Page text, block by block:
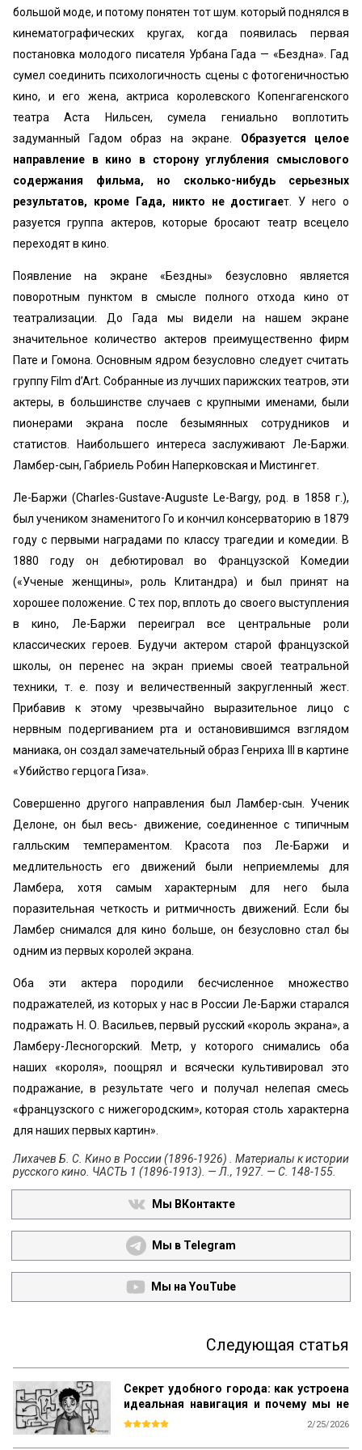
большой моде, и потому понятен тот шум. который поднялся в
кинематографических кругах, когда появилась первая
постановка молодого писателя Урбана Гада — «‎Бездна». Гад
сумел соединить психологичность сцены с фотогеничностью
кино, и его жена, актриса королевского Копенгагенского
театра Аста Нильсен, сумела гениально воплотить
задуманный Гадом образ на экране. Образуется целое
направление в кино в сторону углубления смыслового
содержания фильма, но сколько-нибудь серьезных
результатов, кроме Гада, никто не достигает. У него о
разуется группа актеров, которые бросают театр всецело
переходят в кино.
Появление на экране «‎Бездны» безусловно является
поворотным пунктом в смысле полного отхода кино от
театрализации. До Гада мы видели на нашем экране
значительное количество актеров преимущественно фирм
Пате и Гомона. Основным ядром безусловно следует считать
группу Film d’Art. Собранные из лучших парижских театров, эти
актеры, в большинстве случаев с крупными именами, были
пионерами экрана после безымянных сотрудников и
статистов. Наибольшего интереса заслуживают Ле-Баржи.
Ламбер-сын, Габриель Робин Наперковская и Мистингет.
Ле-Баржи (Charles-Gustave-Auguste Le-Bargy, род. в 1858 г.),
был учеником знаменитого Го и кончил консерваторию в 1879
году с первыми наградами по классу трагедии и комедии. В
1880 году он дебютировал во Французской Комедии
(«Ученые женщины», роль Клитандра) и был принят на
хорошее положение. С тех пор, вплоть до своего выступления
в кино, Ле-Баржи переиграл все центральные роли
классических героев. Будучи актером старой французской
школы, он перенес на экран приемы своей театральной
техники, т. е. позу и величественный закругленный жест.
Прибавив к этому чрезвычайно выразительное лицо с
нервным подергиванием рта и остановившимся взглядом
маниака, он создал замечательный образ Генриха III в картине
«‎Убийство герцога Гиза».
Совершенно другого направления был Ламбер-сын. Ученик
Делоне, он был весь- движение, соединенное с типичным
галльским темпераментом. Красота поз Ле-Баржи и
медлительность его движений были неприемлемы для
Ламбера, хотя самым характерным для него была
поразительная четкость и ритмичность движений. Если бы
Ламбер снимался для кино больше, он безусловно стал бы
одним из первых королей экрана.
Оба эти актера породили бесчисленное множество
подражателей, из которых у нас в России Ле-Баржи старался
подражать Н. О. Васильев, первый русский «‎король экрана», a
Ламберу-Лесногорский. Метр, у которого снимались оба
наших «‎короля», поощрял и всячески культивировал это
подражание, в результате чего и получал нелепая смесь
«‎французского с нижегородским», которая столь характерна
для наших первых картин».
Лихачев Б. С. Кино в России (1896-1926) . Материалы к истории
русского кино. ЧАСТЬ 1 (1896-1913). — Л., 1927. — С. 148-155.
Мы ВКонтакте
Мы в Telegram
Мы на YouTube
Следующая статья
Секрет удобного города: как устроена
идеальная навигация и почему мы не
теряемся в Манхэттене, но блуждаем в
2/25/2026